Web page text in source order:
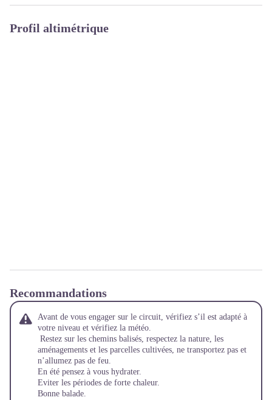
Profil altimétrique
Recommandations
Avant de vous engager sur le circuit, vérifiez s’il est adapté à
votre niveau et vérifiez la météo.
Restez sur les chemins balisés, respectez la nature, les
aménagements et les parcelles cultivées, ne transportez pas et
n’allumez pas de feu.
En été pensez à vous hydrater.
Eviter les périodes de forte chaleur.
Bonne balade.